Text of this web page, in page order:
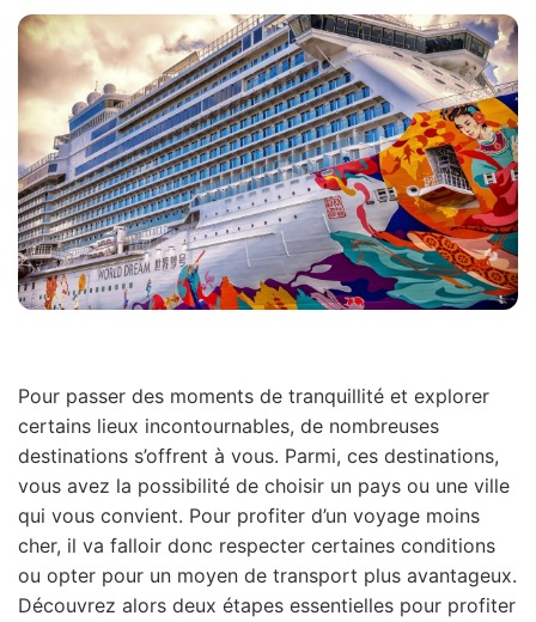
Pour passer des moments de tranquillité et explorer
certains lieux incontournables, de nombreuses
destinations s’offrent à vous. Parmi, ces destinations,
vous avez la possibilité de choisir un pays ou une ville
qui vous convient. Pour profiter d’un voyage moins
cher, il va falloir donc respecter certaines conditions
ou opter pour un moyen de transport plus avantageux.
Découvrez alors deux étapes essentielles pour profiter